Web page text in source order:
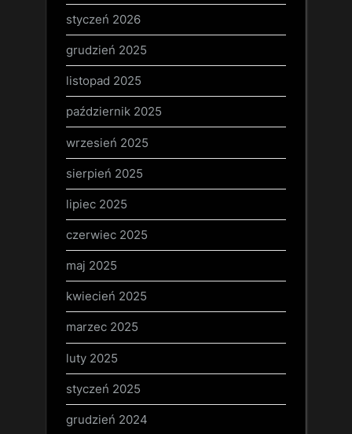
styczeń 2026
grudzień 2025
listopad 2025
październik 2025
wrzesień 2025
sierpień 2025
lipiec 2025
czerwiec 2025
maj 2025
kwiecień 2025
marzec 2025
luty 2025
styczeń 2025
grudzień 2024